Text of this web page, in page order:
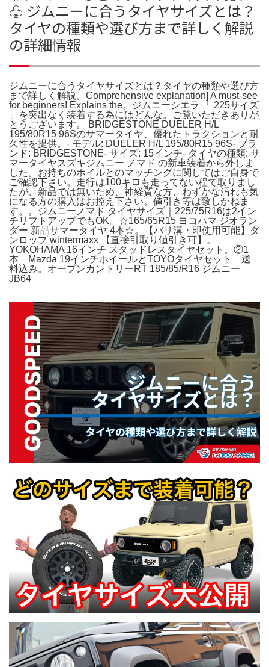
♧ ジムニーに合うタイヤサイズとは？
タイヤの種類や選び方まで詳しく解説
の詳細情報
ジムニーに合うタイヤサイズとは？タイヤの種類や選び方
まで詳しく解説。Comprehensive explanation] A must-see
for beginners! Explains the。ジムニーシエラ 「 225サイズ
」を突出なく装着する為にはどんな。ご覧いただきありが
とうございます。 BRIDGESTONE DUELER H/L
195/80R15 96Sのサマータイヤ、優れたトラクションと耐
久性を提供。- モデル: DUELER H/L 195/80R15 96S- ブラ
ンド: BRIDGESTONE- サイズ: 15インチ- タイヤの種類: サ
マータイヤスズキジムニー ノマド の新車装着から外しま
した。お持ちのホイルとのマッチングに関してはご自身で
ご確認下さい。走行は100キロも走ってない程で取りまし
たが、新品では無いため、神経質な方、わずかな汚れも気
になる方の購入はお控え下さい。値引き等は致しかねま
す。。ジムニーノマド タイヤサイズ｜225/75R16は2イン
チリフトアップでもOK。☆165/65R15 ヨコハマ ジオラン
ダー 新品サマータイヤ 4本☆。【バリ溝・即使用可能】ダ
ンロップ wintermaxx 【直接引取り値引き可】。
YOKOHAMA 16インチ スタッドレスタイヤセット。②1
本 Mazda 19インチホイールとTOYOタイヤセット 送
料込み。オープンカントリーRT 185/85/R16 ジムニー
JB64